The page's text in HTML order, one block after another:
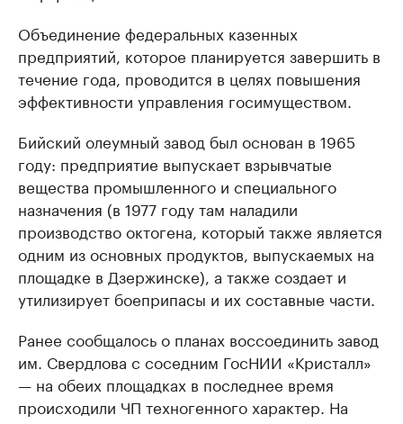
Объединение федеральных казенных
предприятий, которое планируется завершить в
течение года, проводится в целях повышения
эффективности управления госимуществом.
Бийский олеумный завод был основан в 1965
году: предприятие выпускает взрывчатые
вещества промышленного и специального
назначения (в 1977 году там наладили
производство октогена, который также является
одним из основных продуктов, выпускаемых на
площадке в Дзержинске), а также создает и
утилизирует боеприпасы и их составные части.
Ранее сообщалось о планах воссоединить завод
им. Свердлова с соседним ГосНИИ «Кристалл»
— на обеих площадках в последнее время
происходили ЧП техногенного характер. На